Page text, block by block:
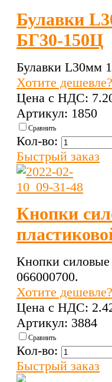
Булавки
БГ30-150Ц
Булавки L30мм
Хотите дешевле?
Цена с НДС:
Артикул: 1850
Сравнить
Кол-во:
Быстрый заказ
Кнопки
Кнопки
066000700.
Хотите дешевле?
Цена с НДС:
Артикул: 3884
Сравнить
Кол-во:
Быстрый заказ